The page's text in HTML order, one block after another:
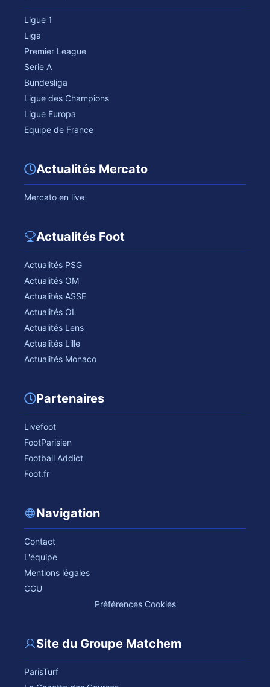
Ligue 1
Liga
Premier League
Serie A
Bundesliga
Ligue des Champions
Ligue Europa
Equipe de France
Actualités Mercato
Mercato en live
Actualités Foot
Actualités PSG
Actualités OM
Actualités ASSE
Actualités OL
Actualités Lens
Actualités Lille
Actualités Monaco
Partenaires
Livefoot
FootParisien
Football Addict
Foot.fr
Navigation
Contact
L'équipe
Mentions légales
CGU
Préférences Cookies
Site du Groupe Matchem
ParisTurf